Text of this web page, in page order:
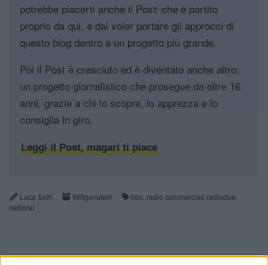
potrebbe piacerti anche il Post: che è partito
proprio da qui, e dal voler portare gli approcci di
questo blog dentro a un progetto più grande.
Poi il Post è cresciuto ed è diventato anche altro:
un progetto giornalistico che prosegue da oltre 16
anni, grazie a chi lo scopre, lo apprezza e lo
consiglia in giro.
Leggi il Post, magari ti piace
Luca Sofri Wittgenstein bbc radio commerciali radiodue
radiorai